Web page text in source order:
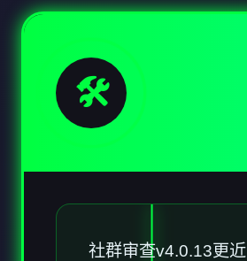
🛠️
社群审查v4.0.13更近